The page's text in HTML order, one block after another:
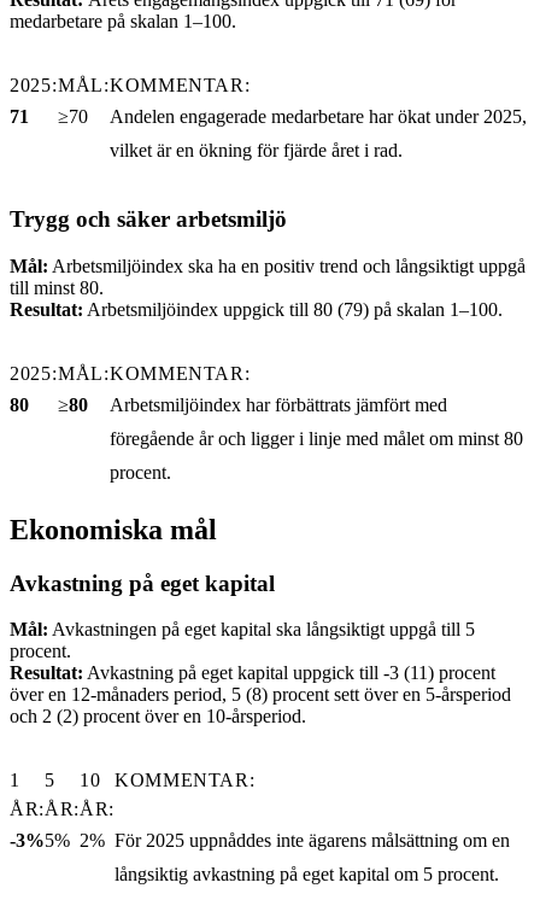
medarbetare på skalan 1–100.
2025:MÅL:KOMMENTAR:
71
≥70
Andelen engagerade medarbetare har ökat under 2025,
vilket är en ökning för fjärde året i rad.
Trygg och säker arbetsmiljö
Mål: Arbetsmiljöindex ska ha en positiv trend och långsiktigt uppgå
till minst 80.
Resultat: Arbetsmiljöindex uppgick till 80 (79) på skalan 1–100.
2025:MÅL:KOMMENTAR:
80
≥80
Arbetsmiljöindex har förbättrats jämfört med
föregående år och ligger i linje med målet om minst 80
procent.
Ekonomiska mål
Avkastning på eget kapital
Mål: Avkastningen på eget kapital ska långsiktigt uppgå till 5
procent.
Resultat: Avkastning på eget kapital uppgick till -3 (11) procent
över en 12-månaders period, 5 (8) procent sett över en 5-årsperiod
och 2 (2) procent över en 10-årsperiod.
1
ÅR:
5
ÅR:
10
ÅR:
KOMMENTAR:
-3%5% 2% För 2025 uppnåddes inte ägarens målsättning om en
långsiktig avkastning på eget kapital om 5 procent.